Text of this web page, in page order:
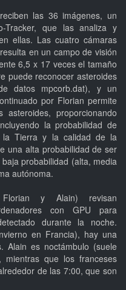
las 36 imágenes, un
Tracker, que las analiza y
ellas. Las cuatro cámaras
en un campo de visión
6,5 x 17 veces el tamaño
puede reconocer asteroides
datos mpcorb.dat), y un
por Florian permite
proporcionando
la probabilidad de
Tierra y la calidad de la
una alta probabilidad de ser
probabilidad (alta, media
autónoma.
Florian y Alain) revisan
con GPU para
durante la noche.
en Francia), hay una
Alain es noctámbulo (suele
que los franceses
de las 7:00, que son